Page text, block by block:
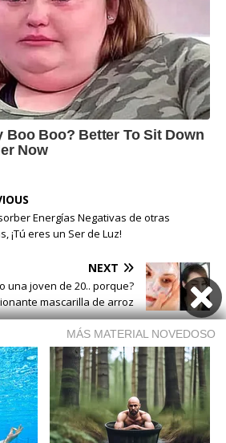
Energías Negativas de otras
¡Tú eres un Ser de Luz!
NEXT
una joven de 20.. porque?
mascarilla de arroz
Buscar